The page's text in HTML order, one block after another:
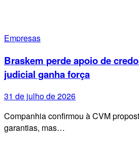
Empresas
Braskem perde apoio de
judicial ganha força
31 de julho de 2026
Companhia confirmou à CVM
garantias, mas…